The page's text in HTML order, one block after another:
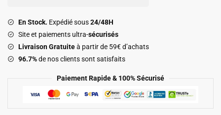
2025
2026
En Stock. Expédié sous24/48H
Site et paiements ultra-sécurisés
Livraison Gratuiteà partir de 59€ d’achats
96.7%de nos clients sont satisfaits
Paiement Rapide & 100% Sécurisé